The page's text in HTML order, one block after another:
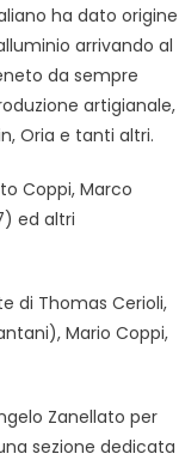
ha dato origine
arrivando al
da sempre
artigianale,
Oria e tanti altri.
Coppi, Marco
ed altri
di Thomas Cerioli,
Mario Coppi,
Zanellato per
sezione dedicata